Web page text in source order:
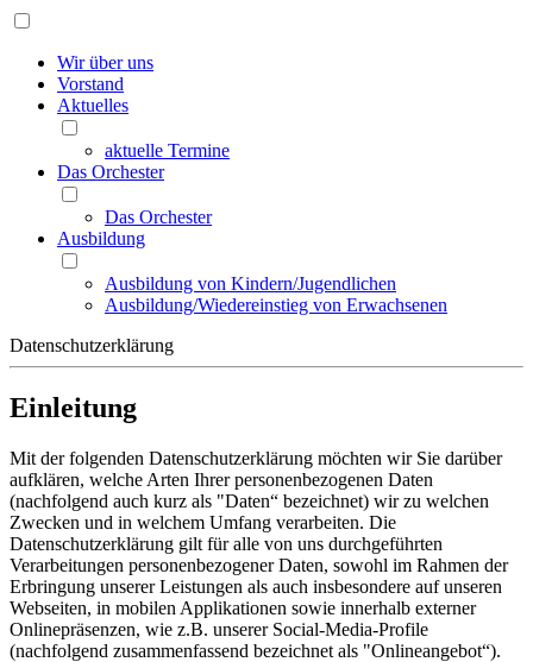
Wir über uns
Vorstand
Aktuelles
aktuelle Termine
Das Orchester
Das Orchester
Ausbildung
Ausbildung von Kindern/Jugendlichen
Ausbildung/Wiedereinstieg von Erwachsenen
Datenschutzerklärung
Einleitung
Mit der folgenden Datenschutzerklärung möchten wir Sie darüber
aufklären, welche Arten Ihrer personenbezogenen Daten
(nachfolgend auch kurz als "Daten“ bezeichnet) wir zu welchen
Zwecken und in welchem Umfang verarbeiten. Die
Datenschutzerklärung gilt für alle von uns durchgeführten
Verarbeitungen personenbezogener Daten, sowohl im Rahmen der
Erbringung unserer Leistungen als auch insbesondere auf unseren
Webseiten, in mobilen Applikationen sowie innerhalb externer
Onlinepräsenzen, wie z.B. unserer Social-Media-Profile
(nachfolgend zusammenfassend bezeichnet als "Onlineangebot“).